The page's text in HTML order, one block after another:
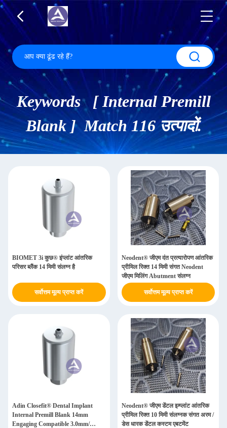
Keywords [ Internal Premill
Blank ] Match 116 उत्पादों.
BIOMET 3i कुछ® इंप्लांट आंतरिक
परिसर ब्लैंक 14 मिमी संलग्न है
सर्वोत्तम मूल्य प्राप्त करें
Neodent® जीएम दंत प्रत्यारोपण आंतरिक
प्रीमिल रिक्त 14 मिमी संगत Neodent
जीएम मिलिंग Abutment संलग्न
सर्वोत्तम मूल्य प्राप्त करें
Adin Closefit® Dental Implant
Internal Premill Blank 14mm
Engaging Compatible 3.0mm/
Neodent® जीएम डेंटल इम्प्लांट आंतरिक
प्रीमिल रिक्त 10 मिमी संलग्नक संगत अरम /
डेस धारक डेंटल कस्टम एबटमेंट